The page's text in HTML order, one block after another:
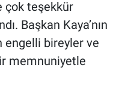
çok teşekkür
Başkan Kaya’nın
engelli bireyler ve
memnuniyetle